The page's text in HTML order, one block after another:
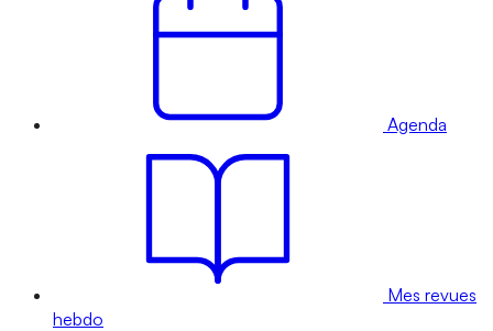
Agenda
Mes revues
hebdo